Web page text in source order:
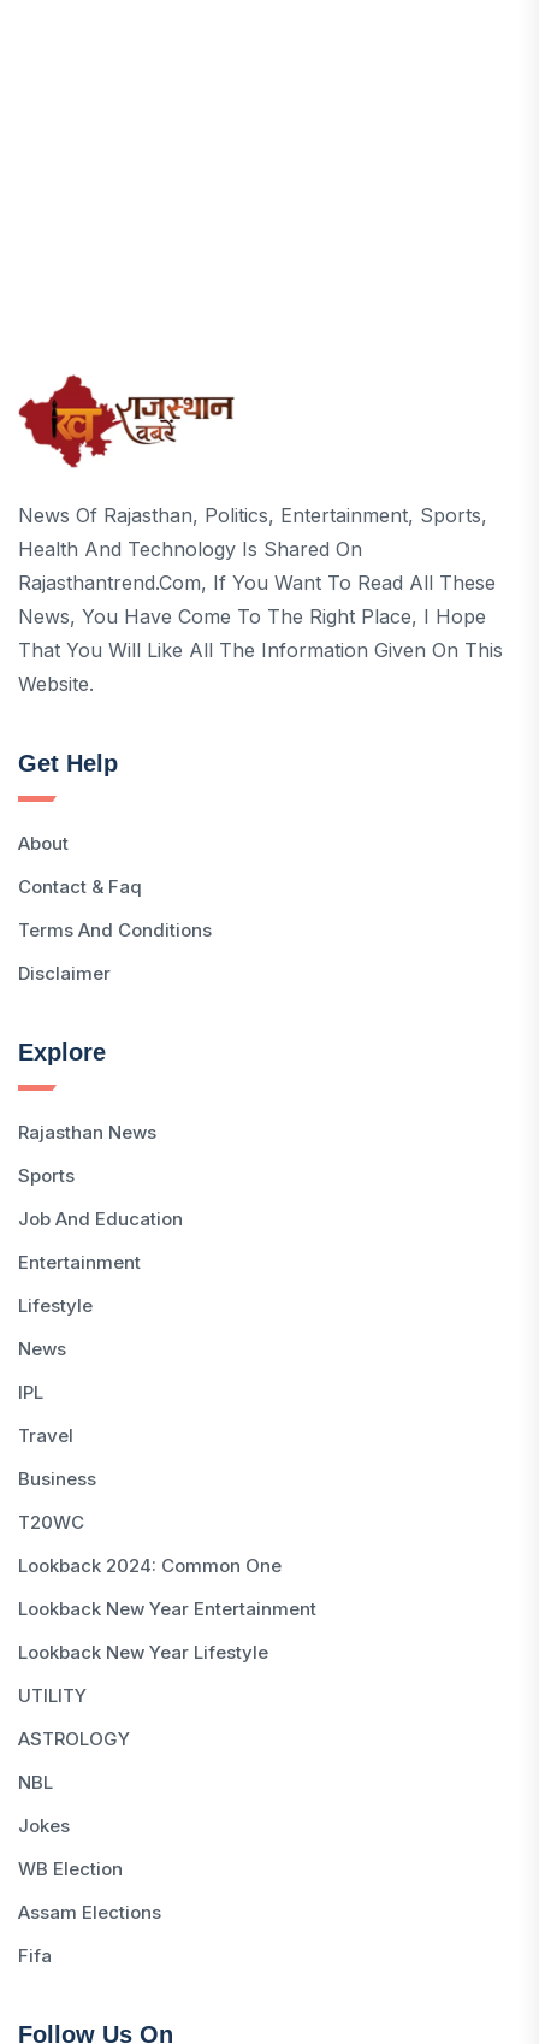
News Of Rajasthan, Politics, Entertainment, Sports,
Health And Technology Is Shared On
Rajasthantrend.com, If You Want To Read All These
News, You Have Come To The Right Place, I Hope
That You Will Like All The Information Given On This
Website.
Get Help
About
Contact & Faq
Terms And Conditions
Disclaimer
Explore
Rajasthan News
Sports
Job And Education
Entertainment
Lifestyle
News
IPL
Travel
Business
T20WC
Lookback 2024: Common One
Lookback New Year Entertainment
Lookback New Year Lifestyle
UTILITY
ASTROLOGY
NBL
Jokes
WB Election
Assam Elections
Fifa
Follow Us On